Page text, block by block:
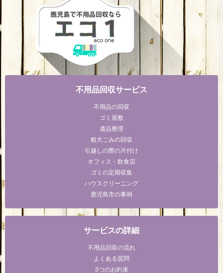
不用品回収サービス
不用品の回収
ゴミ屋敷
遺品整理
粗大ごみの回収
引越しの際の片付け
オフィス・飲食店
ゴミの定期収集
ハウスクリーニング
鹿児島市の事例
サービスの詳細
不用品回収の流れ
よくある質問
3つのお約束